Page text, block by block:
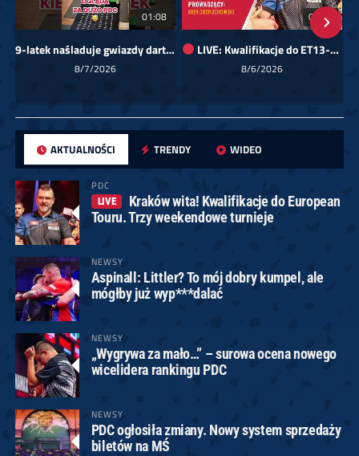
01:08
9-latek naśladuje gwiazdy darta!
8/7/2026
00:00
LIVE: Kwalifikacje do ET13-14 dla Europy Wschodniej
8/6/2026
AKTUALNOŚCI TRENDY WIDEO
PDC
LIVE
Kraków wita! Kwalifikacje do European
Touru. Trzy weekendowe turnieje
NEWSY
Aspinall: Littler? To mój dobry kumpel, ale
mógłby już wyp***dalać
NEWSY
„Wygrywa za mało…” – surowa ocena nowego
wicelidera rankingu PDC
NEWSY
PDC ogłosiła zmiany. Nowy system sprzedaży
biletów na MŚ